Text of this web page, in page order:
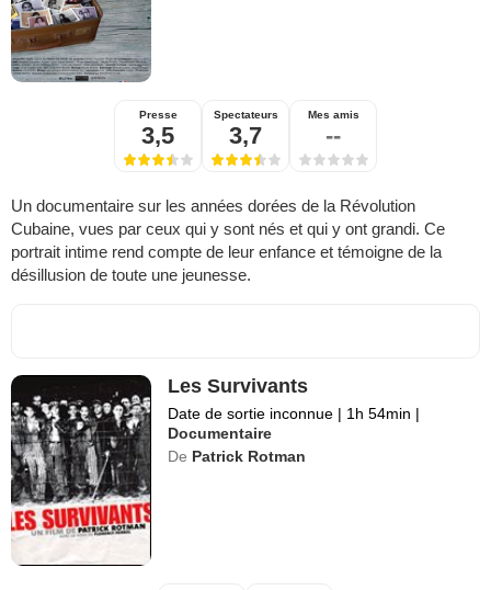
Presse
3,5
Spectateurs
3,7
Mes amis
--
Un documentaire sur les années dorées de la Révolution
Cubaine, vues par ceux qui y sont nés et qui y ont grandi. Ce
portrait intime rend compte de leur enfance et témoigne de la
désillusion de toute une jeunesse.
Les Survivants
Date de sortie inconnue | 1h 54min |
Documentaire
De Patrick Rotman